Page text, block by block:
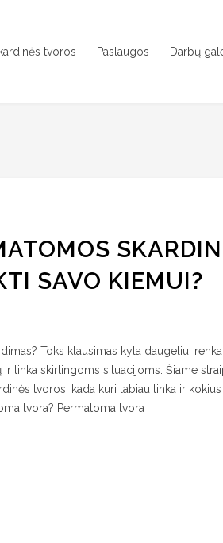
tvoros Paslaugos Darbų
SAVO KIEMUI?
Toks klausimas kyla daugeliui
tinka skirtingoms situacijoms. Šiame
tvoros, kada kuri labiau tinka ir
tvora?​ Permatoma tvora